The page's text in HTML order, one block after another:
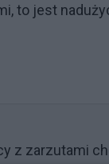
to jest
z zarzutami